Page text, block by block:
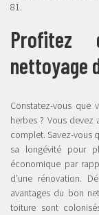
81.
nettoyage
Constatez-vous que
herbes ? Vous devez
complet. Savez-vous
sa longévité pour
économique par
d’une rénovation.
avantages du bon
toiture sont